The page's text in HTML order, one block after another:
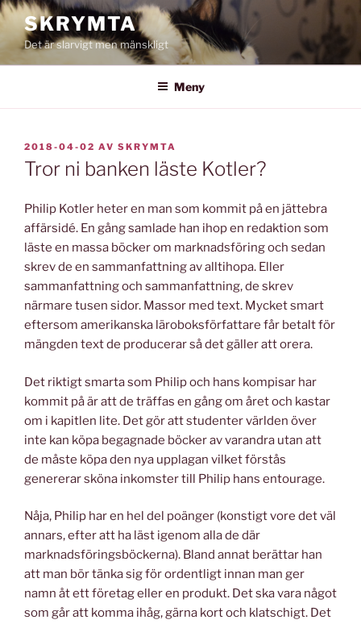
Hoppa
innehåll
SKRYMTA
Det är slarvigt men mänskligt
Meny
PUBLICERAT
2018-04-02 AV SKRYMTA
Tror ni banken läste Kotler?
Philip Kotler heter en man som kommit på en jättebra
affärsidé. En gång samlade han ihop en redaktion som
läste en massa böcker om marknadsföring och sedan
skrev de en sammanfattning av alltihopa. Eller
sammanfattning och sammanfattning, de skrev
närmare tusen sidor. Massor med text. Mycket smart
eftersom amerikanska läroboksförfattare får betalt för
mängden text de producerar så det gäller att orera.
Det riktigt smarta som Philip och hans kompisar har
kommit på är att de träffas en gång om året och kastar
om i kapitlen lite. Det gör att studenter världen över
inte kan köpa begagnade böcker av varandra utan att
de måste köpa den nya upplagan vilket förstås
genererar sköna inkomster till Philip hans entourage.
Nåja, Philip har en hel del poänger (konstigt vore det väl
annars, efter att ha läst igenom alla de där
marknadsföringsböckerna). Bland annat berättar han
att man bör tänka sig för ordentligt innan man ger
namn åt ett företag eller en produkt. Det ska vara något
som går att komma ihåg, gärna kort och klatschigt. Det